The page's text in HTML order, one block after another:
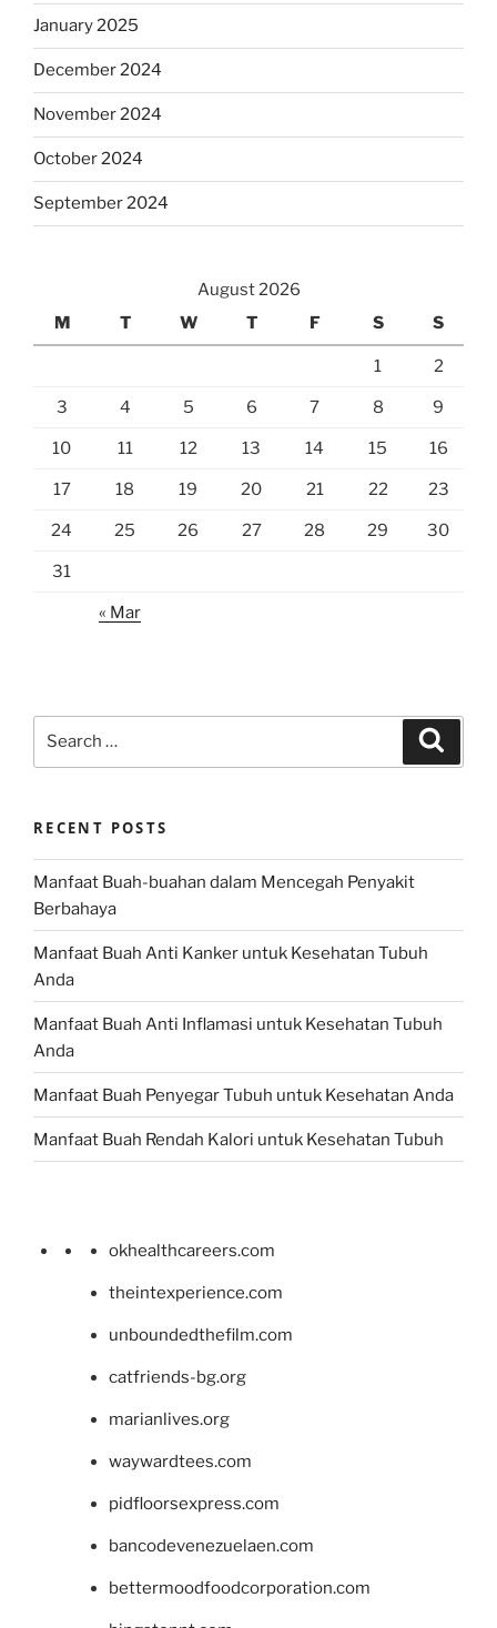
January 2025
December 2024
November 2024
October 2024
September 2024
August 2026
M
T W T F S S
1 2
3 4 5 6 7 8 9
10 11 12 13 14 15 16
17 18 19 20 21 22 23
24 25 26 27 28 29 30
31
« Mar
RECENT POSTS
Manfaat Buah-buahan dalam Mencegah Penyakit
Berbahaya
Manfaat Buah Anti Kanker untuk Kesehatan Tubuh
Anda
Manfaat Buah Anti Inflamasi untuk Kesehatan Tubuh
Anda
Manfaat Buah Penyegar Tubuh untuk Kesehatan Anda
Manfaat Buah Rendah Kalori untuk Kesehatan Tubuh
okhealthcareers.com
theintexperience.com
unboundedthefilm.com
catfriends-bg.org
marianlives.org
waywardtees.com
pidfloorsexpress.com
bancodevenezuelaen.com
bettermoodfoodcorporation.com